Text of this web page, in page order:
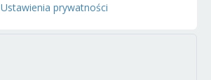
Ustawienia prywatności